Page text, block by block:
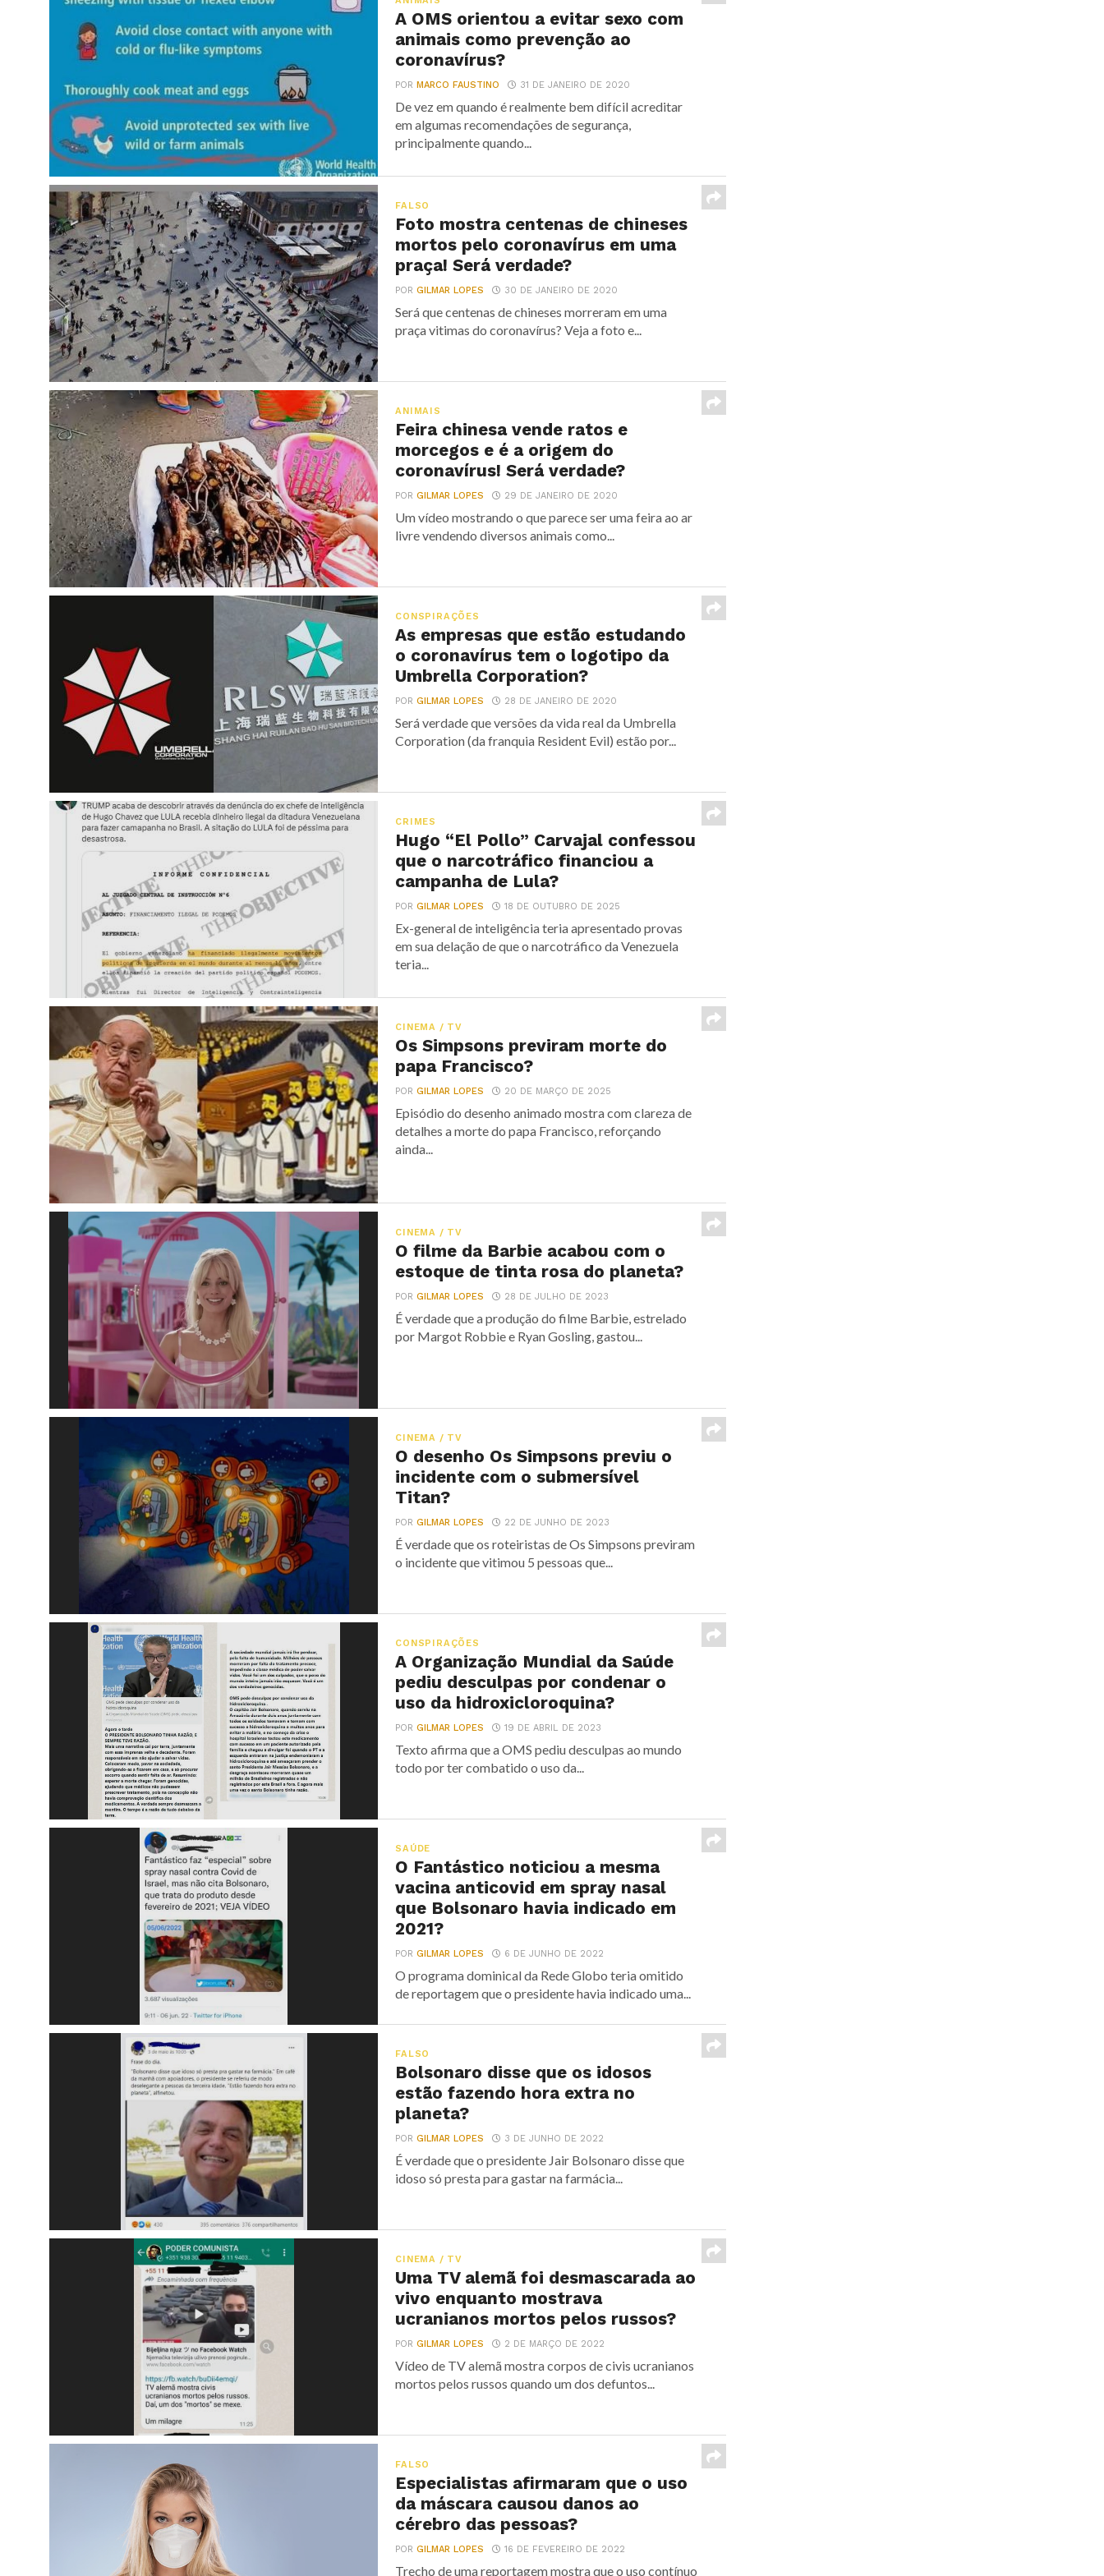
A OMS orientou a evitar sexo com
animais como prevenção ao
coronavírus?
PORMARCO FAUSTINO 31 DE JANEIRO DE 2020
De vez em quando é realmente bem difícil acreditar
em algumas recomendações de segurança,
principalmente quando...
FALSO
Foto mostra centenas de chineses
mortos pelo coronavírus em uma
praça! Será verdade?
PORGILMAR LOPES 30 DE JANEIRO DE 2020
Será que centenas de chineses morreram em uma
praça vitimas do coronavírus? Veja a foto e...
ANIMAIS
Feira chinesa vende ratos e
morcegos e é a origem do
coronavírus! Será verdade?
PORGILMAR LOPES 29 DE JANEIRO DE 2020
Um vídeo mostrando o que parece ser uma feira ao ar
livre vendendo diversos animais como...
CONSPIRAÇÕES
As empresas que estão estudando
o coronavírus tem o logotipo da
Umbrella Corporation?
PORGILMAR LOPES 28 DE JANEIRO DE 2020
Será verdade que versões da vida real da Umbrella
Corporation (da franquia Resident Evil) estão por...
CRIMES
Hugo “El Pollo” Carvajal confessou
que o narcotráfico financiou a
campanha de Lula?
PORGILMAR LOPES 18 DE OUTUBRO DE 2025
Ex-general de inteligência teria apresentado provas
em sua delação de que o narcotráfico da Venezuela
teria...
CINEMA / TV
Os Simpsons previram morte do
papa Francisco?
PORGILMAR LOPES 20 DE MARÇO DE 2025
Episódio do desenho animado mostra com clareza de
detalhes a morte do papa Francisco, reforçando
ainda...
CINEMA / TV
O filme da Barbie acabou com o
estoque de tinta rosa do planeta?
PORGILMAR LOPES 28 DE JULHO DE 2023
É verdade que a produção do filme Barbie, estrelado
por Margot Robbie e Ryan Gosling, gastou...
CINEMA / TV
O desenho Os Simpsons previu o
incidente com o submersível
Titan?
PORGILMAR LOPES 22 DE JUNHO DE 2023
É verdade que os roteiristas de Os Simpsons previram
o incidente que vitimou 5 pessoas que...
CONSPIRAÇÕES
A Organização Mundial da Saúde
pediu desculpas por condenar o
uso da hidroxicloroquina?
PORGILMAR LOPES 19 DE ABRIL DE 2023
Texto afirma que a OMS pediu desculpas ao mundo
todo por ter combatido o uso da...
SAÚDE
O Fantástico noticiou a mesma
vacina anticovid em spray nasal
que Bolsonaro havia indicado em
2021?
PORGILMAR LOPES 6 DE JUNHO DE 2022
O programa dominical da Rede Globo teria omitido
de reportagem que o presidente havia indicado uma...
FALSO
Bolsonaro disse que os idosos
estão fazendo hora extra no
planeta?
PORGILMAR LOPES 3 DE JUNHO DE 2022
É verdade que o presidente Jair Bolsonaro disse que
idoso só presta para gastar na farmácia...
CINEMA / TV
Uma TV alemã foi desmascarada ao
vivo enquanto mostrava
ucranianos mortos pelos russos?
PORGILMAR LOPES 2 DE MARÇO DE 2022
Vídeo de TV alemã mostra corpos de civis ucranianos
mortos pelos russos quando um dos defuntos...
FALSO
Especialistas afirmaram que o uso
da máscara causou danos ao
cérebro das pessoas?
PORGILMAR LOPES 16 DE FEVEREIRO DE 2022
Trecho de uma reportagem mostra que o uso contínuo